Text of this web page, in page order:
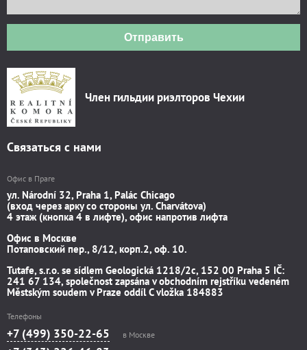
Отправить
Член гильдии риэлторов Чехии
Связаться с нами
Офис в Праге
ул. Národní 32, Praha 1, Palác Chicago
(вход через арку со стороны ул. Charvátova)
4 этаж (кнопка 4 в лифте), офис напротив лифта
Офис в Москве
Потаповский пер., 8/12, корп.2, оф. 10.
Tutafe, s.r.o. se sídlem Geologická 1218/2c, 152 00 Praha 5 IČ:
241 67 134, společnost zapsána v obchodním rejstříku vedeném
Městským soudem v Praze oddíl C vložka 184883
Телефоны
+7 (499) 350-22-65 в Москве